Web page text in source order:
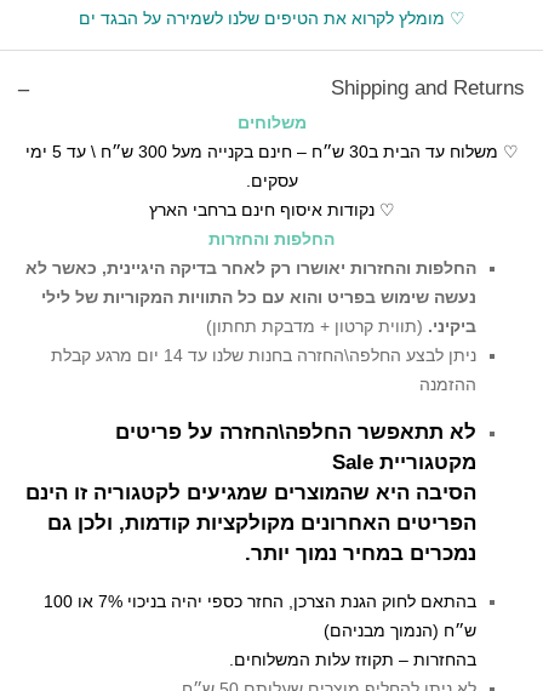
♡ מומלץ לקרוא את הטיפים שלנו לשמירה על הבגד ים
Shipping and Returns
משלוחים
♡ משלוח עד הבית ב30 ש״ח – חינם בקנייה מעל 300 ש״ח \ עד 5 ימי
עסקים.
♡ נקודות איסוף חינם ברחבי הארץ
החלפות והחזרות
החלפות והחזרות יאושרו רק לאחר בדיקה היגיינית, כאשר לא
נעשה שימוש בפריט והוא עם כל התוויות המקוריות של לילי
ביקיני. (תווית קרטון + מדבקת תחתון)
ניתן לבצע החלפה\החזרה בחנות שלנו עד 14 יום מרגע קבלת
ההזמנה
לא תתאפשר החלפה\החזרה על פריטים
מקטגוריית Sale
הסיבה היא שהמוצרים שמגיעים לקטגוריה זו הינם
הפריטים האחרונים מקולקציות קודמות, ולכן גם
נמכרים במחיר נמוך יותר.
בהתאם לחוק הגנת הצרכן, החזר כספי יהיה בניכוי 7% או 100
ש״ח (הנמוך מבניהם)
בהחזרות – תקוזז עלות המשלוחים.